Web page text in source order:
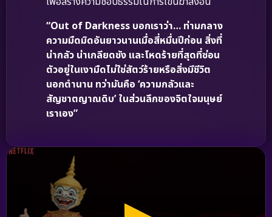
“Out of Darkness บอกเราว่า… ท่ามกลาง
ความมืดมิดอันยาวนานเมื่อสี่หมื่นปีก่อน สิ่งที่
น่ากลัว น่าเกลียดชัง และโหดร้ายที่สุดที่ซ่อน
ตัวอยู่ในเงามืดไม่ใช่สัตว์ร้ายหรือสิ่งมีชีวิต
นอกตำนาน ทว่ามันคือ ‘ความกลัวและ
สัญชาตญาณดิบ’ ในส่วนลึกของจิตใจมนุษย์
เราเอง”